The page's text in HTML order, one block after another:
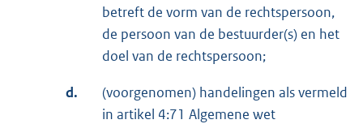
betreft de vorm van de rechtspersoon,
de persoon van de bestuurder(s) en het
doel van de rechtspersoon;
d.
(voorgenomen) handelingen als vermeld
in artikel 4:71 Algemene wet